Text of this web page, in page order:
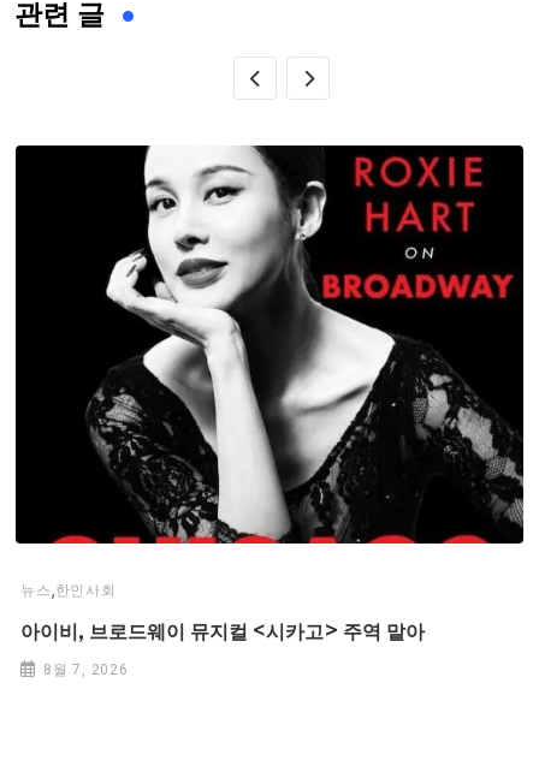
관련 글
뉴스,한인사회
아이비, 브로드웨이 뮤지컬 <시카고> 주역 맡아
8월 7, 2026